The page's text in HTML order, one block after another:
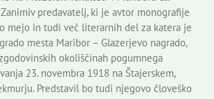
Zanimiv predavatelj, ki je avtor monografije
mejo in tudi več literarnih del za katera je
mesta Maribor – Glazerjevo nagrado,
okoliščinah pogumnega
23. novembra 1918 na Štajerskem,
Predstavil bo tudi njegovo človeško